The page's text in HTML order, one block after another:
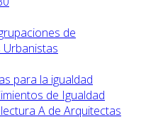
de
para la igualdad
de Igualdad
A de Arquitectas